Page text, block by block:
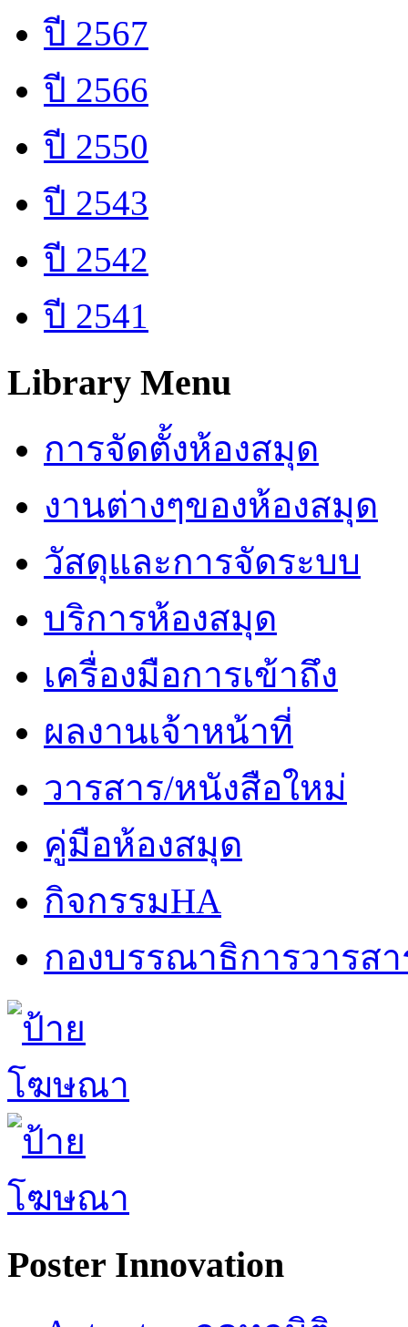
ปี 2567
ปี 2566
ปี 2550
ปี 2543
ปี 2542
ปี 2541
Library Menu
การจัดตั้งห้องสมุด
งานต่างๆของห้องสมุด
วัสดุและการจัดระบบ
บริการห้องสมุด
เครื่องมือการเข้าถึง
ผลงานเจ้าหน้าที่
วารสาร/หนังสือใหม่
คู่มือห้องสมุด
กิจกรรมHA
กองบรรณาธิการวารส
Poster Innovation